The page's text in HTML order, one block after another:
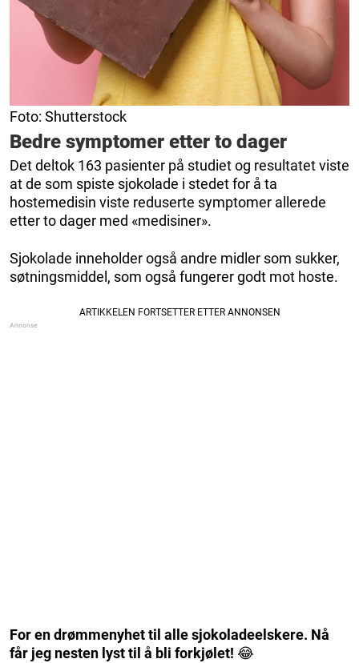
Foto: Shutterstock
Bedre symptomer etter to dager
Det deltok 163 pasienter på studiet og resultatet viste
at de som spiste sjokolade i stedet for å ta
hostemedisin viste reduserte symptomer allerede
etter to dager med «medisiner».
Sjokolade inneholder også andre midler som sukker,
søtningsmiddel, som også fungerer godt mot hoste.
For en drømmenyhet til alle sjokoladeelskere. Nå
får jeg nesten lyst til å bli forkjølet! 😂